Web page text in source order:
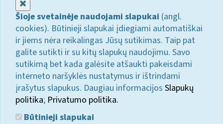
Šioje svetainėje naudojami slapukai (angl.
cookies). Būtinieji slapukai įdiegiami automatiškai
ir jiems nėra reikalingas Jūsų sutikimas. Taip pat
galite sutikti ir su kitų slapukų naudojimu. Savo
sutikimą bet kada galėsite atšaukti pakeisdami
interneto naršyklės nustatymus ir ištrindami
įrašytus slapukus. Daugiau informacijos Slapukų
politika; Privatumo politika.
Būtinieji slapukai